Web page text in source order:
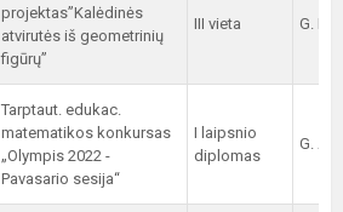
projektas”Kalėdinės
atvirutės iš geometrinių
figūrų”
III vieta G.
Tarptaut. edukac.
matematikos konkursas
„Olympis 2022 -
Pavasario sesija“
I laipsnio
diplomas
G.